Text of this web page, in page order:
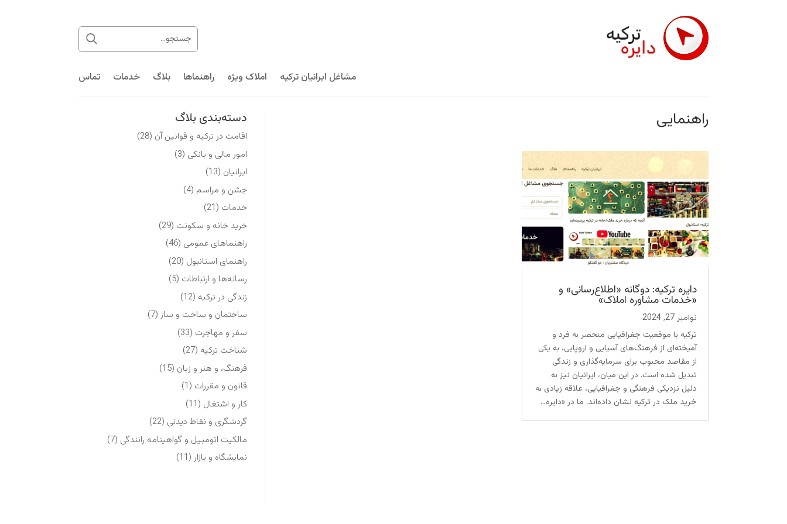
مشاغل ایرانیان ترکیه املاک ویژه راهنماها بلاگ خدمات تماس
دسته‌بندی بلاگ
اقامت در ترکیه و قوانین آن (28)
امور مالی و بانکی (3)
ایرانیان (13)
جشن و مراسم (4)
خدمات (21)
خرید خانه و سکونت (29)
راهنماهای عمومی (46)
راهنمای استانبول (20)
رسانه‌ها و ارتباطات (5)
زندگی در ترکیه (12)
ساختمان و ساخت و ساز(7)
سفر و مهاجرت (33)
شناخت ترکیه (27)
فرهنگ، و هنر و زبان (15)
قانون و مقررات (1)
کار و اشتغال (11)
گردشگری و نقاط دیدنی (22)
مالکیت اتومبیل و گواهینامه رانندگی (7)
نمایشگاه‌ و بازار(11)
راهنمایی
دایره ترکیه: دوگانه «اطلاع‌رسانی» و
«خدمات مشاوره املاک»
نوامبر 27, 2024
ترکیه با موقعیت جغرافیایی منحصر به فرد و
آمیخته‌ای از فرهنگ‌های آسیایی و اروپایی، به یکی
از مقاصد محبوب برای سرمایه‌گذاری و زندگی
تبدیل شده است. در این میان، ایرانیان نیز به
دلیل نزدیکی فرهنگی و جغرافیایی، علاقه زیادی به
خرید ملک در ترکیه نشان داده‌اند. ما در «دایره...